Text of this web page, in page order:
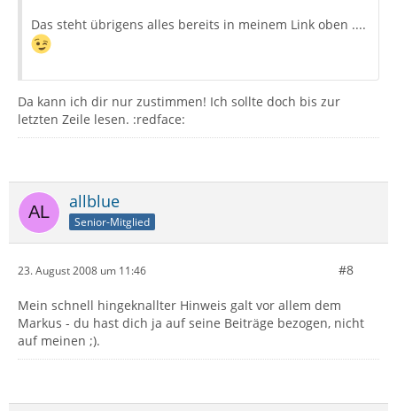
Das steht übrigens alles bereits in meinem Link oben ....
Da kann ich dir nur zustimmen! Ich sollte doch bis zur
letzten Zeile lesen. :redface:
allblue
Senior-Mitglied
23. August 2008 um 11:46 #8
Mein schnell hingeknallter Hinweis galt vor allem dem
Markus - du hast dich ja auf seine Beiträge bezogen, nicht
auf meinen ;).